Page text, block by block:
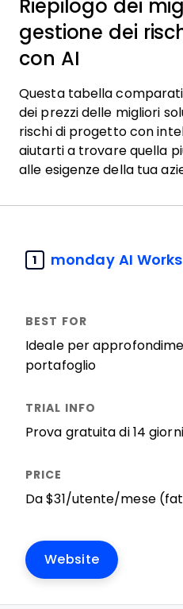
Riepilogo dei
gestione dei
con AI
Questa tabella
dei prezzi delle migliori
rischi di progetto con
aiutarti a trovare quella
alle esigenze della tua
1 monday AI
Ideale per
portafoglio
Prova gratuita di 14 giorni
Da $31/utente/mese
Website